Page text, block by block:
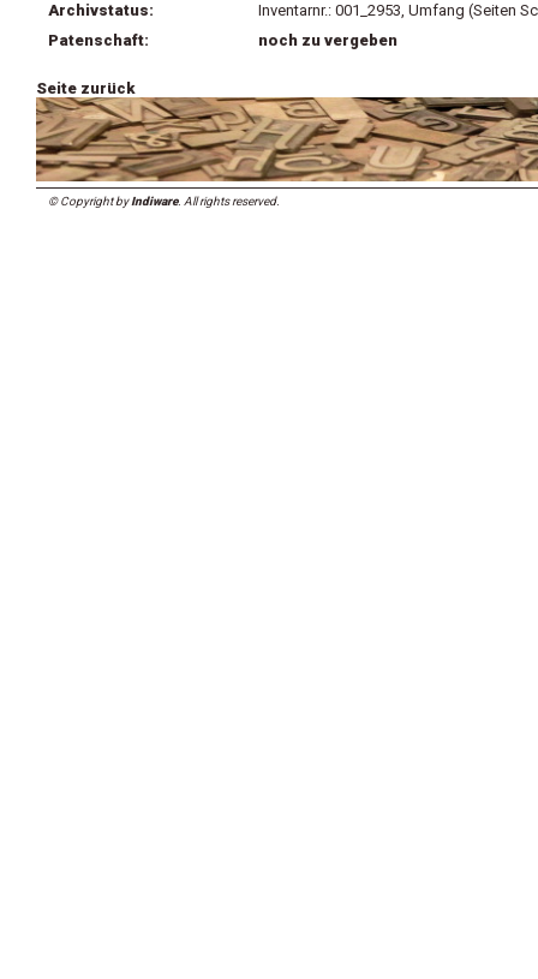
Archivstatus:
Inventarnr.: 001_2953, Umfang (Seiten
Patenschaft:
noch zu vergeben
Seite zurück
© Copyright byIndiware. All rights reserved.